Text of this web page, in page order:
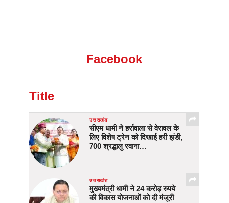
Facebook
Title
उत्तराखंड
सीएम धामी ने हर्रावाला से वेरावल के
लिए विशेष ट्रेन को दिखाई हरी झंडी,
700 श्रद्धालु रवाना…
उत्तराखंड
मुख्यमंत्री धामी ने 24 करोड़ रुपये
की विकास योजनाओं को दी मंजूरी